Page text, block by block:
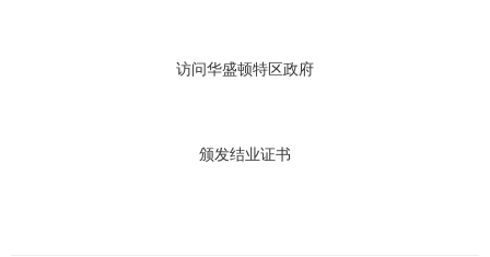
访问华盛顿特区政府
颁发结业证书